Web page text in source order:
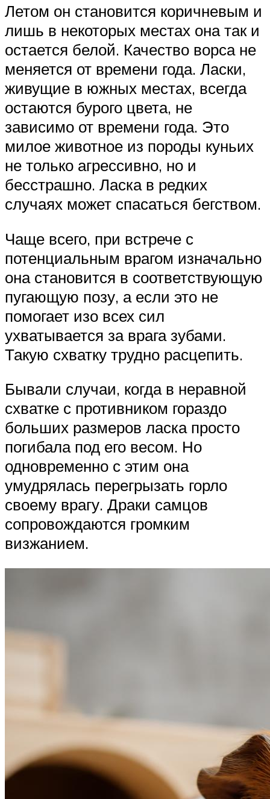
Летом он становится коричневым и
лишь в некоторых местах она так и
остается белой. Качество ворса не
меняется от времени года. Ласки,
живущие в южных местах, всегда
остаются бурого цвета, не
зависимо от времени года. Это
милое животное из породы куньих
не только агрессивно, но и
бесстрашно. Ласка в редких
случаях может спасаться бегством.
Чаще всего, при встрече с
потенциальным врагом изначально
она становится в соответствующую
пугающую позу, а если это не
помогает изо всех сил
ухватывается за врага зубами.
Такую схватку трудно расцепить.
Бывали случаи, когда в неравной
схватке с противником гораздо
больших размеров ласка просто
погибала под его весом. Но
одновременно с этим она
умудрялась перегрызать горло
своему врагу. Драки самцов
сопровождаются громким
визжанием.